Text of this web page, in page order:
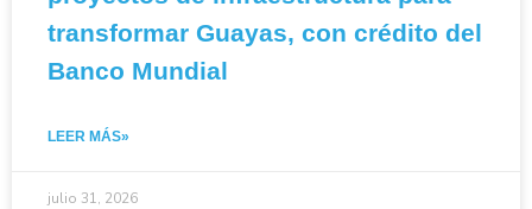
transformar Guayas, con crédito del
Banco Mundial
LEER MÁS»
julio 31, 2026